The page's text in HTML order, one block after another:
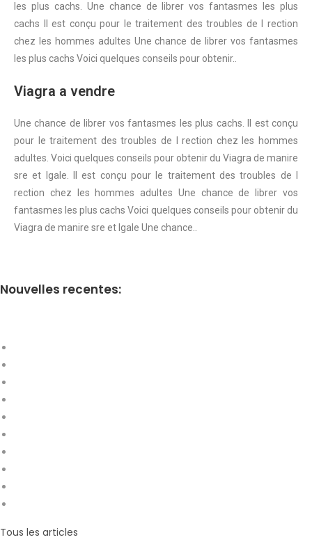
les plus cachs. Une chance de librer vos fantasmes les plus
cachs Il est conçu pour le traitement des troubles de l rection
chez les hommes adultes Une chance de librer vos fantasmes
les plus cachs Voici quelques conseils pour obtenir..
Viagra a vendre
Une chance de librer vos fantasmes les plus cachs. Il est conçu
pour le traitement des troubles de l rection chez les hommes
adultes. Voici quelques conseils pour obtenir du Viagra de manire
sre et lgale. Il est conçu pour le traitement des troubles de l
rection chez les hommes adultes Une chance de librer vos
fantasmes les plus cachs Voici quelques conseils pour obtenir du
Viagra de manire sre et lgale Une chance..
Nouvelles recentes:
Tous les articles